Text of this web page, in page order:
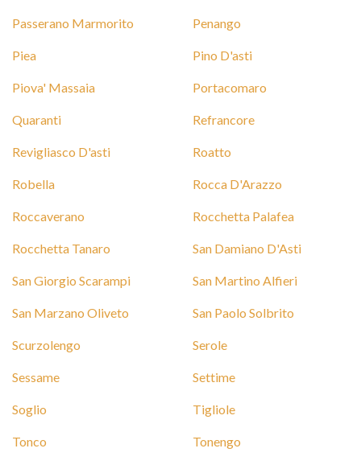
Passerano Marmorito Penango
Piea Pino D'asti
Piova' Massaia Portacomaro
Quaranti Refrancore
Revigliasco D'asti Roatto
Robella Rocca D'Arazzo
Roccaverano Rocchetta Palafea
Rocchetta Tanaro San Damiano D'Asti
San Giorgio Scarampi San Martino Alfieri
San Marzano Oliveto San Paolo Solbrito
Scurzolengo Serole
Sessame Settime
Soglio Tigliole
Tonco Tonengo